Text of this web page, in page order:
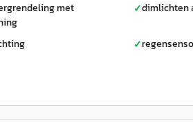
met
✓dimlichten
✓